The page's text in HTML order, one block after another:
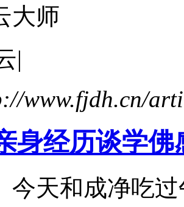
大师
|
www.fjdh.cn/
身经历谈学佛
和成净吃过